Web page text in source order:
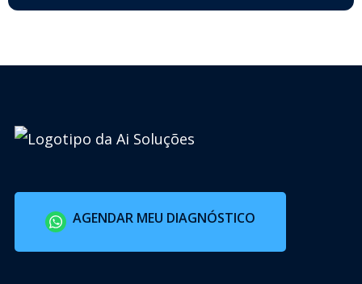
AGENDAR MEU DIAGNÓSTICO